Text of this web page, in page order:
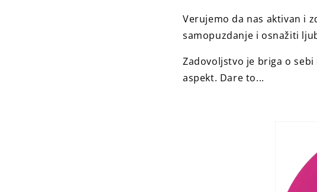
Verujemo da nas aktivan i
samopuzdanje i osnažiti
Zadovoljstvo je briga o
aspekt. Dare to...